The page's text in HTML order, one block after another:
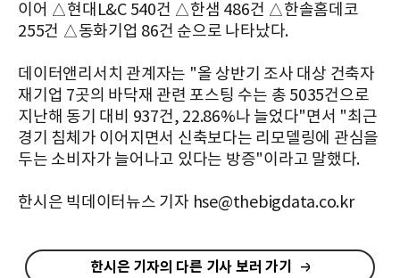
이어 △현대L&C 540건 △한샘 486건 △한솔홈데코
255건 △동화기업 86건 순으로 나타났다.
데이터앤리서치 관계자는 "올 상반기 조사 대상 건축자
재기업 7곳의 바닥재 관련 포스팅 수는 총 5035건으로
지난해 동기 대비 937건, 22.86%나 늘었다"면서 "최근
경기 침체가 이어지면서 신축보다는 리모델링에 관심을
두는 소비자가 늘어나고 있다는 방증"이라고 말했다.
한시은 빅데이터뉴스 기자 hse@thebigdata.co.kr
한시은 기자의 다른 기사 보러 가기